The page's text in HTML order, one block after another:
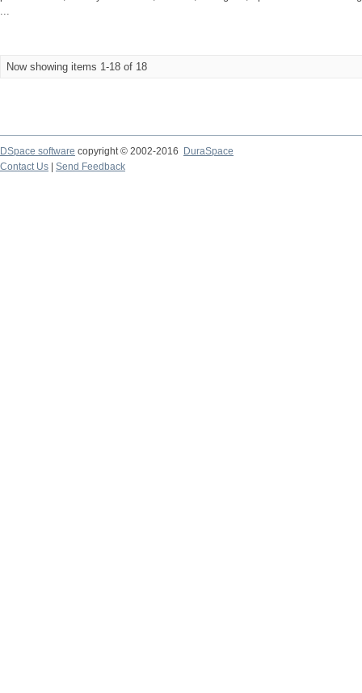
...
Now showing items 1-18 of 18
DSpace software copyright © 2002-2016
DuraSpace
Contact Us
Send Feedback